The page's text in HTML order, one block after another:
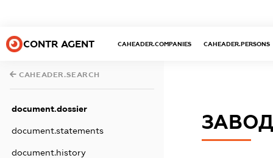
CONTR AGENT CAHEADER.COMPANIES CAHEADER.PERSONS
CAHEADER.SEARCH
document.dossier
document.statements
document.history